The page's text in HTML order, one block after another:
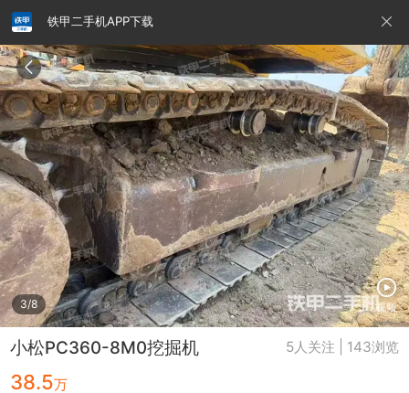
铁甲二手机APP下载
3/8 视频
小松PC360-8M0挖掘机 5人关注 | 143浏览
38.5万
请输入手机号
提
交
即
表
示
您
同
意
《隐
私
政
策》
铁甲龙总部 4000099032 认证经纪人